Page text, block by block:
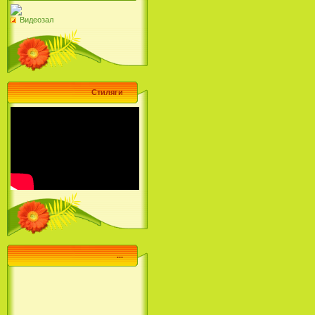
Видеозал
Стиляги
...